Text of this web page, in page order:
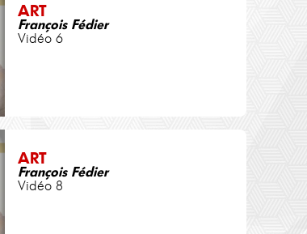
ART
François Fédier
Vidéo 6
ART
François Fédier
Vidéo 8